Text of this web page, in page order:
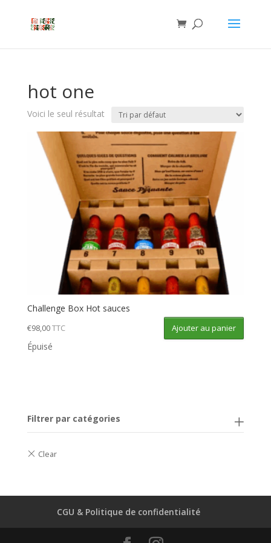
hot one
Voici le seul résultat
Challenge Box Hot sauces
€98,00TTC Ajouter au panier
Épuisé
Filtrer par catégories
CGU & Politique de confidentialité